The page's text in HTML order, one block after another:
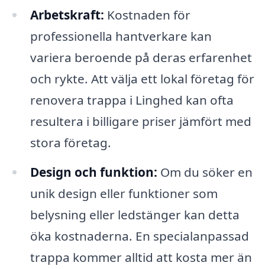
Arbetskraft: Kostnaden för
professionella hantverkare kan
variera beroende på deras erfarenhet
och rykte. Att välja ett lokal företag för
renovera trappa i Linghed kan ofta
resultera i billigare priser jämfört med
stora företag.
Design och funktion: Om du söker en
unik design eller funktioner som
belysning eller ledstänger kan detta
öka kostnaderna. En specialanpassad
trappa kommer alltid att kosta mer än